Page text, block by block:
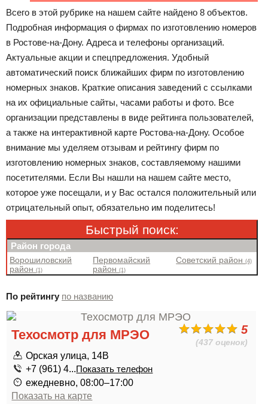
Всего в этой рубрике на нашем сайте найдено 8 объектов.
Подробная информация о фирмах по изготовлению номеров
в Ростове-на-Дону. Адреса и телефоны организаций.
Актуальные акции и спецпредложения. Удобный
автоматический поиск ближайших фирм по изготовлению
номерных знаков. Краткие описания заведений с ссылками
на их официальные сайты, часами работы и фото. Все
организации представлены в виде рейтинга пользователей,
а также на интерактивной карте Ростова-на-Дону. Особое
внимание мы уделяем отзывам и рейтингу фирм по
изготовлению номерных знаков, составляемому нашими
посетителями. Если Вы нашли на нашем сайте место,
которое уже посещали, и у Вас остался положительный или
отрицательный опыт, обязательно им поделитесь!
Быстрый поиск:
Район города
Ворошиловский
район(1)
Первомайский
район(1)
Советский район(4)
По рейтингу по названию
5
(437 оценок)
Техосмотр для МРЭО
Орская улица, 14В
+7 (961) 4...Показать телефон
ежедневно, 08:00–17:00
Показать на карте